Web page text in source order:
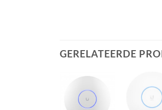
GERELATEERDE